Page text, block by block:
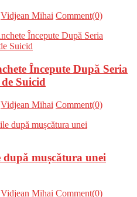
Vidjean Mihai Comment(0)
Începute După Seria
Suicid
Vidjean Mihai Comment(0)
după mușcătura unei
Vidjean Mihai Comment(0)